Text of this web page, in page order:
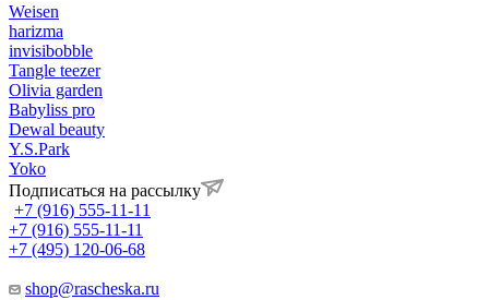
Weisen
harizma
invisibobble
Tangle teezer
Olivia garden
Babyliss pro
Dewal beauty
Y.S.Park
Yoko
Подписаться на рассылку
+7 (916) 555-11-11
+7 (916) 555-11-11
+7 (495) 120-06-68
shop@rascheska.ru